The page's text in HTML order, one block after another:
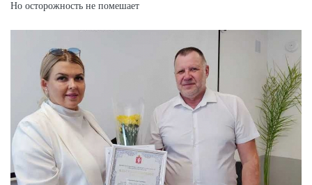
Но осторожность не помешает